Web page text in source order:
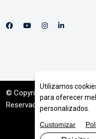
© Copyright 2026. DIVIA
Reservados
Utilizamos
para oferecer
personalizados.
Customizar